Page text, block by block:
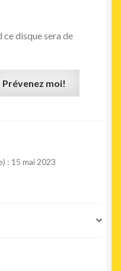
ce disque sera de
Prévenez moi!
: 15 mai 2023